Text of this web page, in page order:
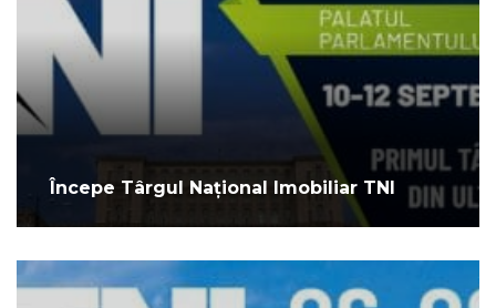
Începe Târgul Național Imobiliar TNI